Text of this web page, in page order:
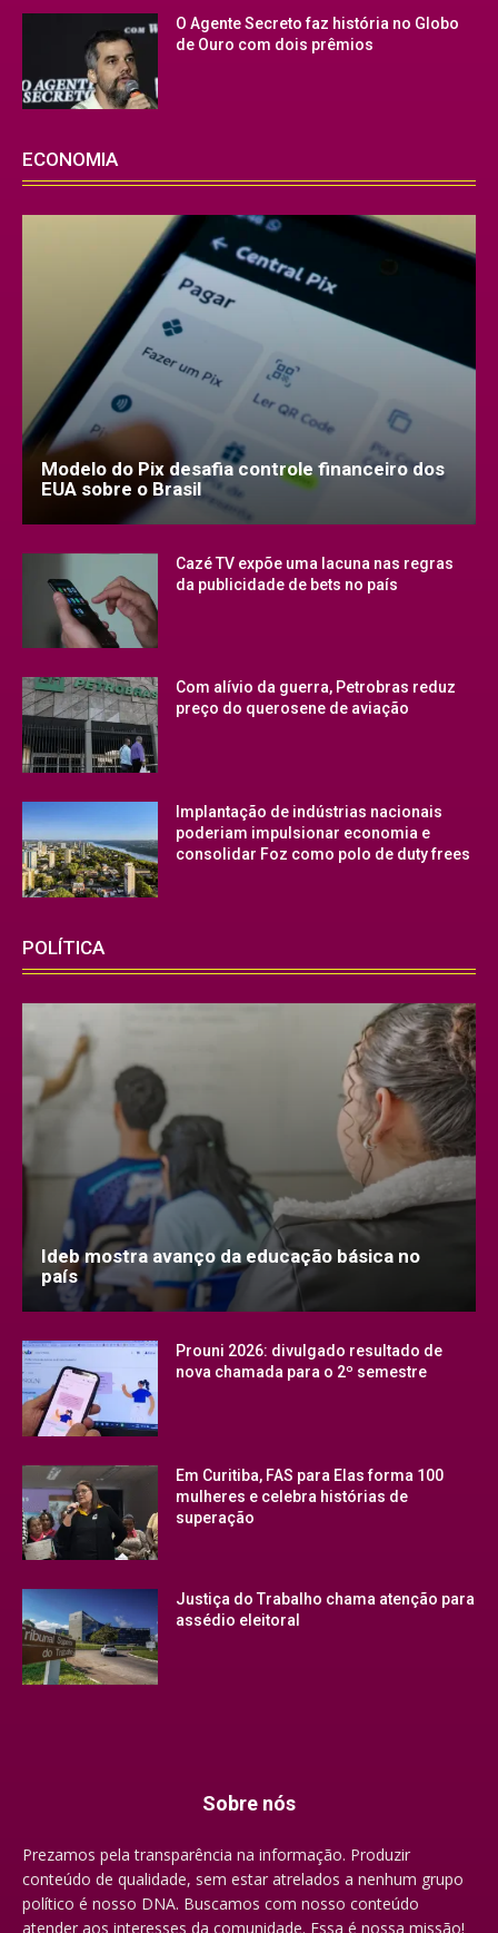
O Agente Secreto faz história no Globo
de Ouro com dois prêmios
ECONOMIA
Modelo do Pix desafia controle financeiro dos
EUA sobre o Brasil
Cazé TV expõe uma lacuna nas regras
da publicidade de bets no país
Com alívio da guerra, Petrobras reduz
preço do querosene de aviação
Implantação de indústrias nacionais
poderiam impulsionar economia e
consolidar Foz como polo de duty frees
POLÍTICA
Ideb mostra avanço da educação básica no
país
Prouni 2026: divulgado resultado de
nova chamada para o 2º semestre
Em Curitiba, FAS para Elas forma 100
mulheres e celebra histórias de
superação
Justiça do Trabalho chama atenção para
assédio eleitoral
Sobre nós
Prezamos pela transparência na informação. Produzir
conteúdo de qualidade, sem estar atrelados a nenhum grupo
político é nosso DNA. Buscamos com nosso conteúdo
atender aos interesses da comunidade. Essa é nossa missão!